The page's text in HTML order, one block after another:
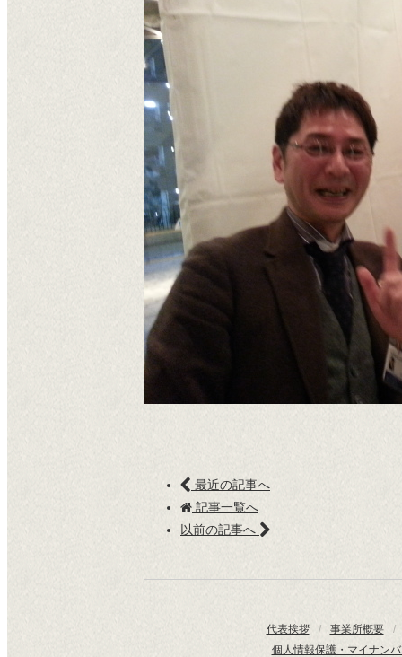
最近の記事へ
記事一覧へ
以前の記事へ
代表挨拶 / 事業所概要
/
個人情報保護・マイナン